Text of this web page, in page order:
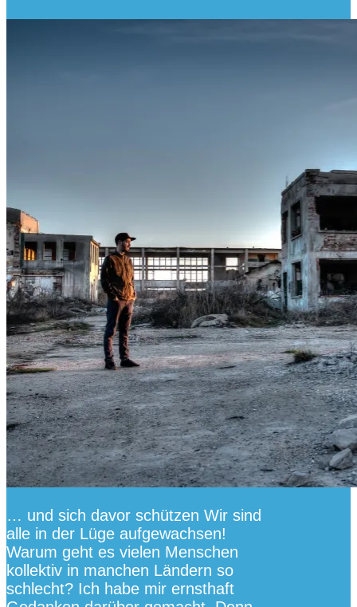
… und sich davor schützen Wir sind
alle in der Lüge aufgewachsen!
Warum geht es vielen Menschen
kollektiv in manchen Ländern so
schlecht? Ich habe mir ernsthaft